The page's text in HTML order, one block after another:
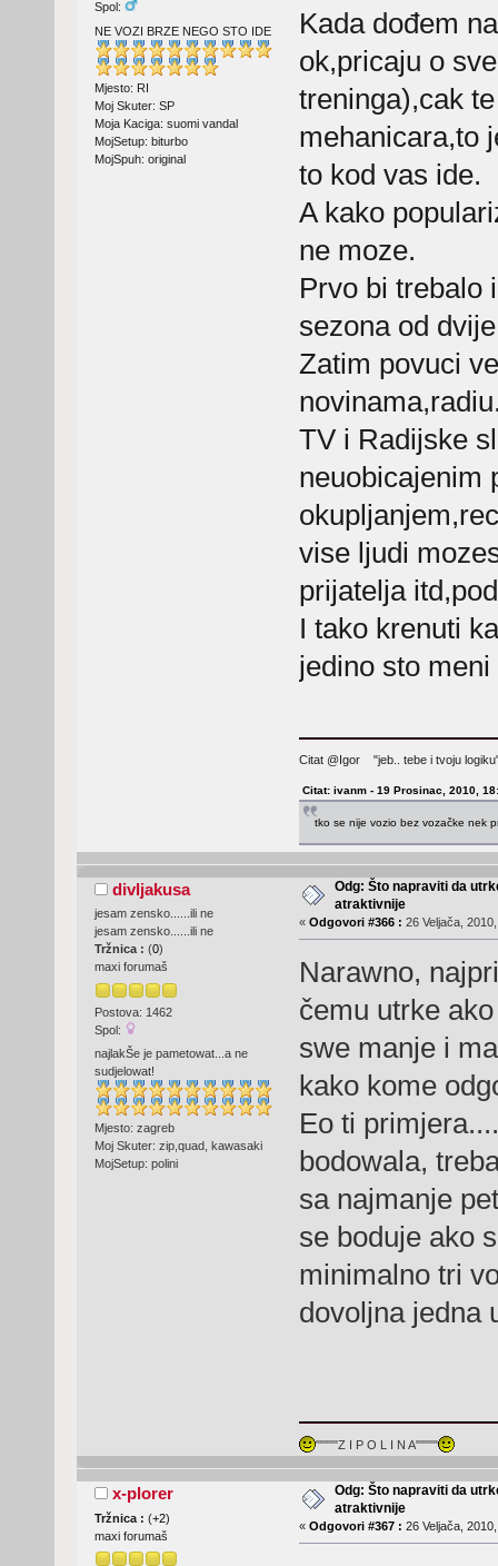
Spol:
NE VOZI BRZE NEGO STO IDE
Mjesto: RI
Moj Skuter: SP
Moja Kaciga: suomi vandal
MojSetup: biturbo
MojSpuh: original
Kada dođem
ok,pricaju o
treninga),cak
mehanicara,to
to kod vas ide.
A kako
ne moze.
Prvo bi trebalo
sezona od
Zatim povuci
TV i Radijske
neuobicajenim
vise ljudi
prijatelja
I tako krenuti
jedino sto
Citat @Igor "jeb.. tebe i tvoju
Citat: ivanm - 19 Prosinac, 2010,
tko se nije vozio bez vozačke nek
divljakusa
jesam zensko......ili ne
jesam zensko......ili ne
Tržnica : (0)
maxi forumaš
Postova: 1462
Spol:
najlakŠe je pametowat...a ne
sudjelowat!
Mjesto: zagreb
Moj Skuter: zip,quad, kawasaki
MojSetup: polini
Odg: Što napraviti da
atraktivnije
« Odgovori #366 : 26 Veljača,
Narawno,
čemu utrke
swe manje i
kako kome
Eo ti
bodowala,
sa najmanje
se boduje ako
minimalno tri
dovoljna jedna
"""""Z I P O L I N A"""""
x-plorer
Tržnica : (+2)
maxi forumaš
Odg: Što napraviti da
atraktivnije
« Odgovori #367 : 26 Veljača,